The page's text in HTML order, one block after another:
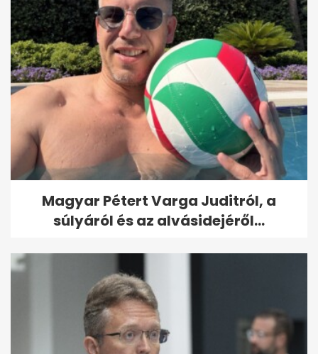
Magyar Pétert Varga Juditról, a
súlyáról és az alvásidejéről...